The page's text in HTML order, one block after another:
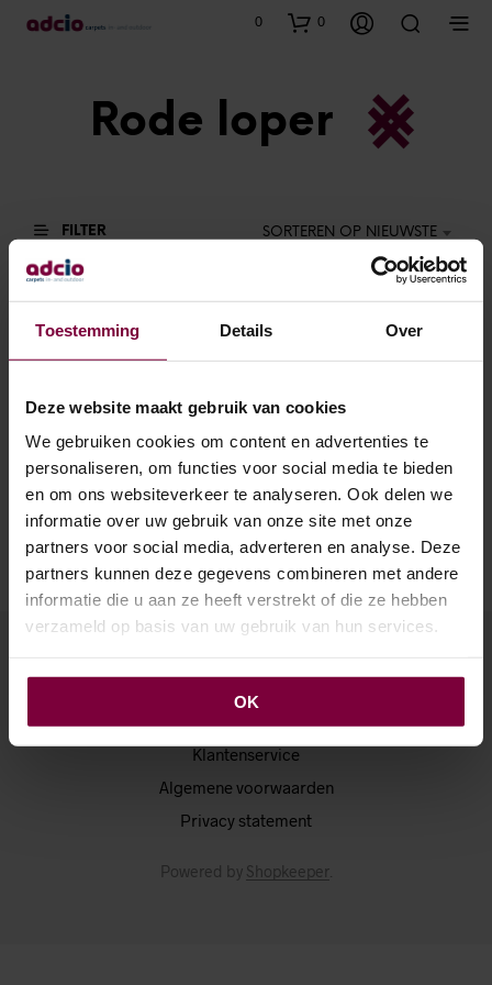
Toestemming Details Over
Deze website maakt gebruik van cookies
We gebruiken cookies om content en advertenties te
personaliseren, om functies voor social media te bieden
en om ons websiteverkeer te analyseren. Ook delen we
informatie over uw gebruik van onze site met onze
partners voor social media, adverteren en analyse. Deze
partners kunnen deze gegevens combineren met andere
informatie die u aan ze heeft verstrekt of die ze hebben
verzameld op basis van uw gebruik van hun services.
OK
0 0
Rode loper
FILTER SORTEREN OP NIEUWSTE
Rode Loper
VANAF €59.90
OPTIES SELECTEREN
Dit
product
heeft
meerdere
variaties.
Deze
gekozen
worden
op
Over Adcio
Klantenservice
Algemene voorwaarden
Privacy statement
Powered by Shopkeeper.